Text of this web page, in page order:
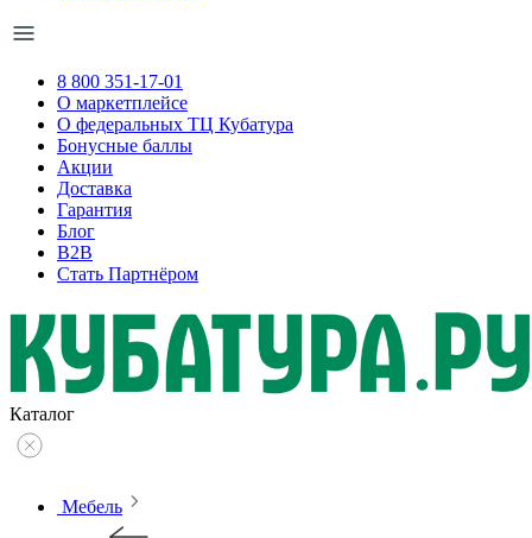
8 800 351-17-01
О маркетплейсе
О федеральных ТЦ Кубатура
Бонусные баллы
Акции
Доставка
Гарантия
Блог
B2B
Стать Партнёром
Каталог
Мебель